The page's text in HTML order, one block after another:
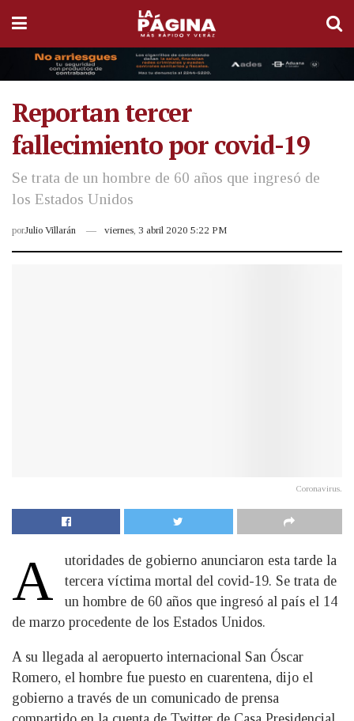
Reportan tercer
fallecimiento por covid-19
Se trata de un hombre de 60 años que ingresó de
los Estados Unidos
porJulio Villarán viernes, 3 abril 2020 5:22 PM
Coronavirus.
A
​utoridades de gobierno anunciaron esta tarde la
tercera víctima mortal del covid-19. Se trata de
un hombre de 60 años que ingresó al país el 14
de marzo procedente de los Estados Unidos.
A su llegada al aeropuerto internacional San Óscar
Romero, el hombre fue puesto en cuarentena, dijo el
gobierno a través de un comunicado de prensa